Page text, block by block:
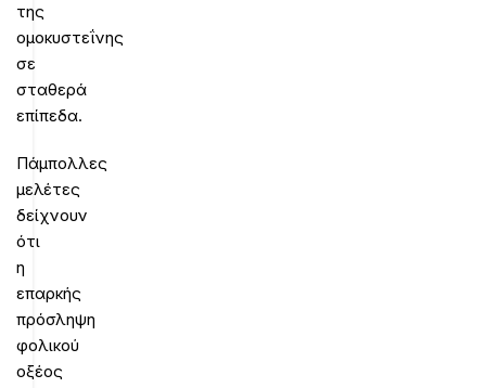
της
ομοκυστεΐνης
σε
σταθερά
επίπεδα.
Πάμπολλες
μελέτες
δείχνουν
ότι
η
επαρκής
πρόσληψη
φολικού
οξέος